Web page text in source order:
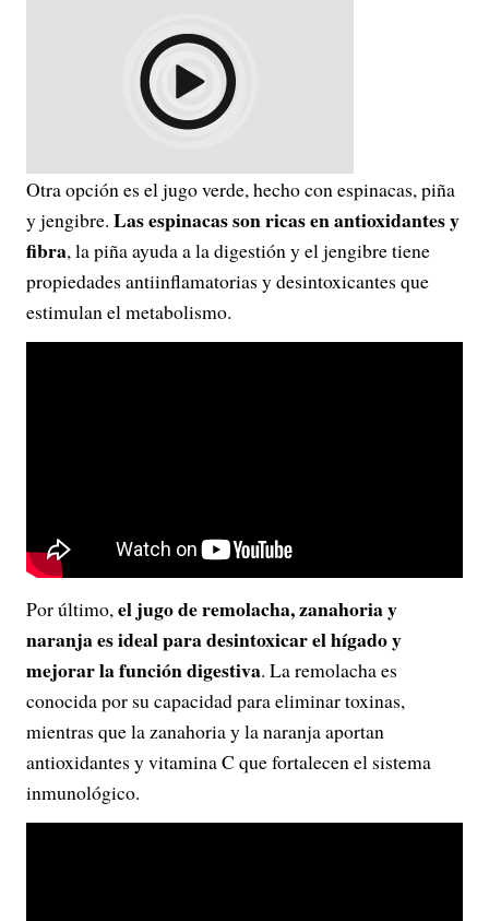
Otra opción es el jugo verde, hecho con espinacas, piña
y jengibre. Las espinacas son ricas en antioxidantes y
fibra, la piña ayuda a la digestión y el jengibre tiene
propiedades antiinflamatorias y desintoxicantes que
estimulan el metabolismo.
Por último,el jugo de remolacha, zanahoria y
naranja es ideal para desintoxicar el hígado y
mejorar la función digestiva. La remolacha es
conocida por su capacidad para eliminar toxinas,
mientras que la zanahoria y la naranja aportan
antioxidantes y vitamina C que fortalecen el sistema
inmunológico.